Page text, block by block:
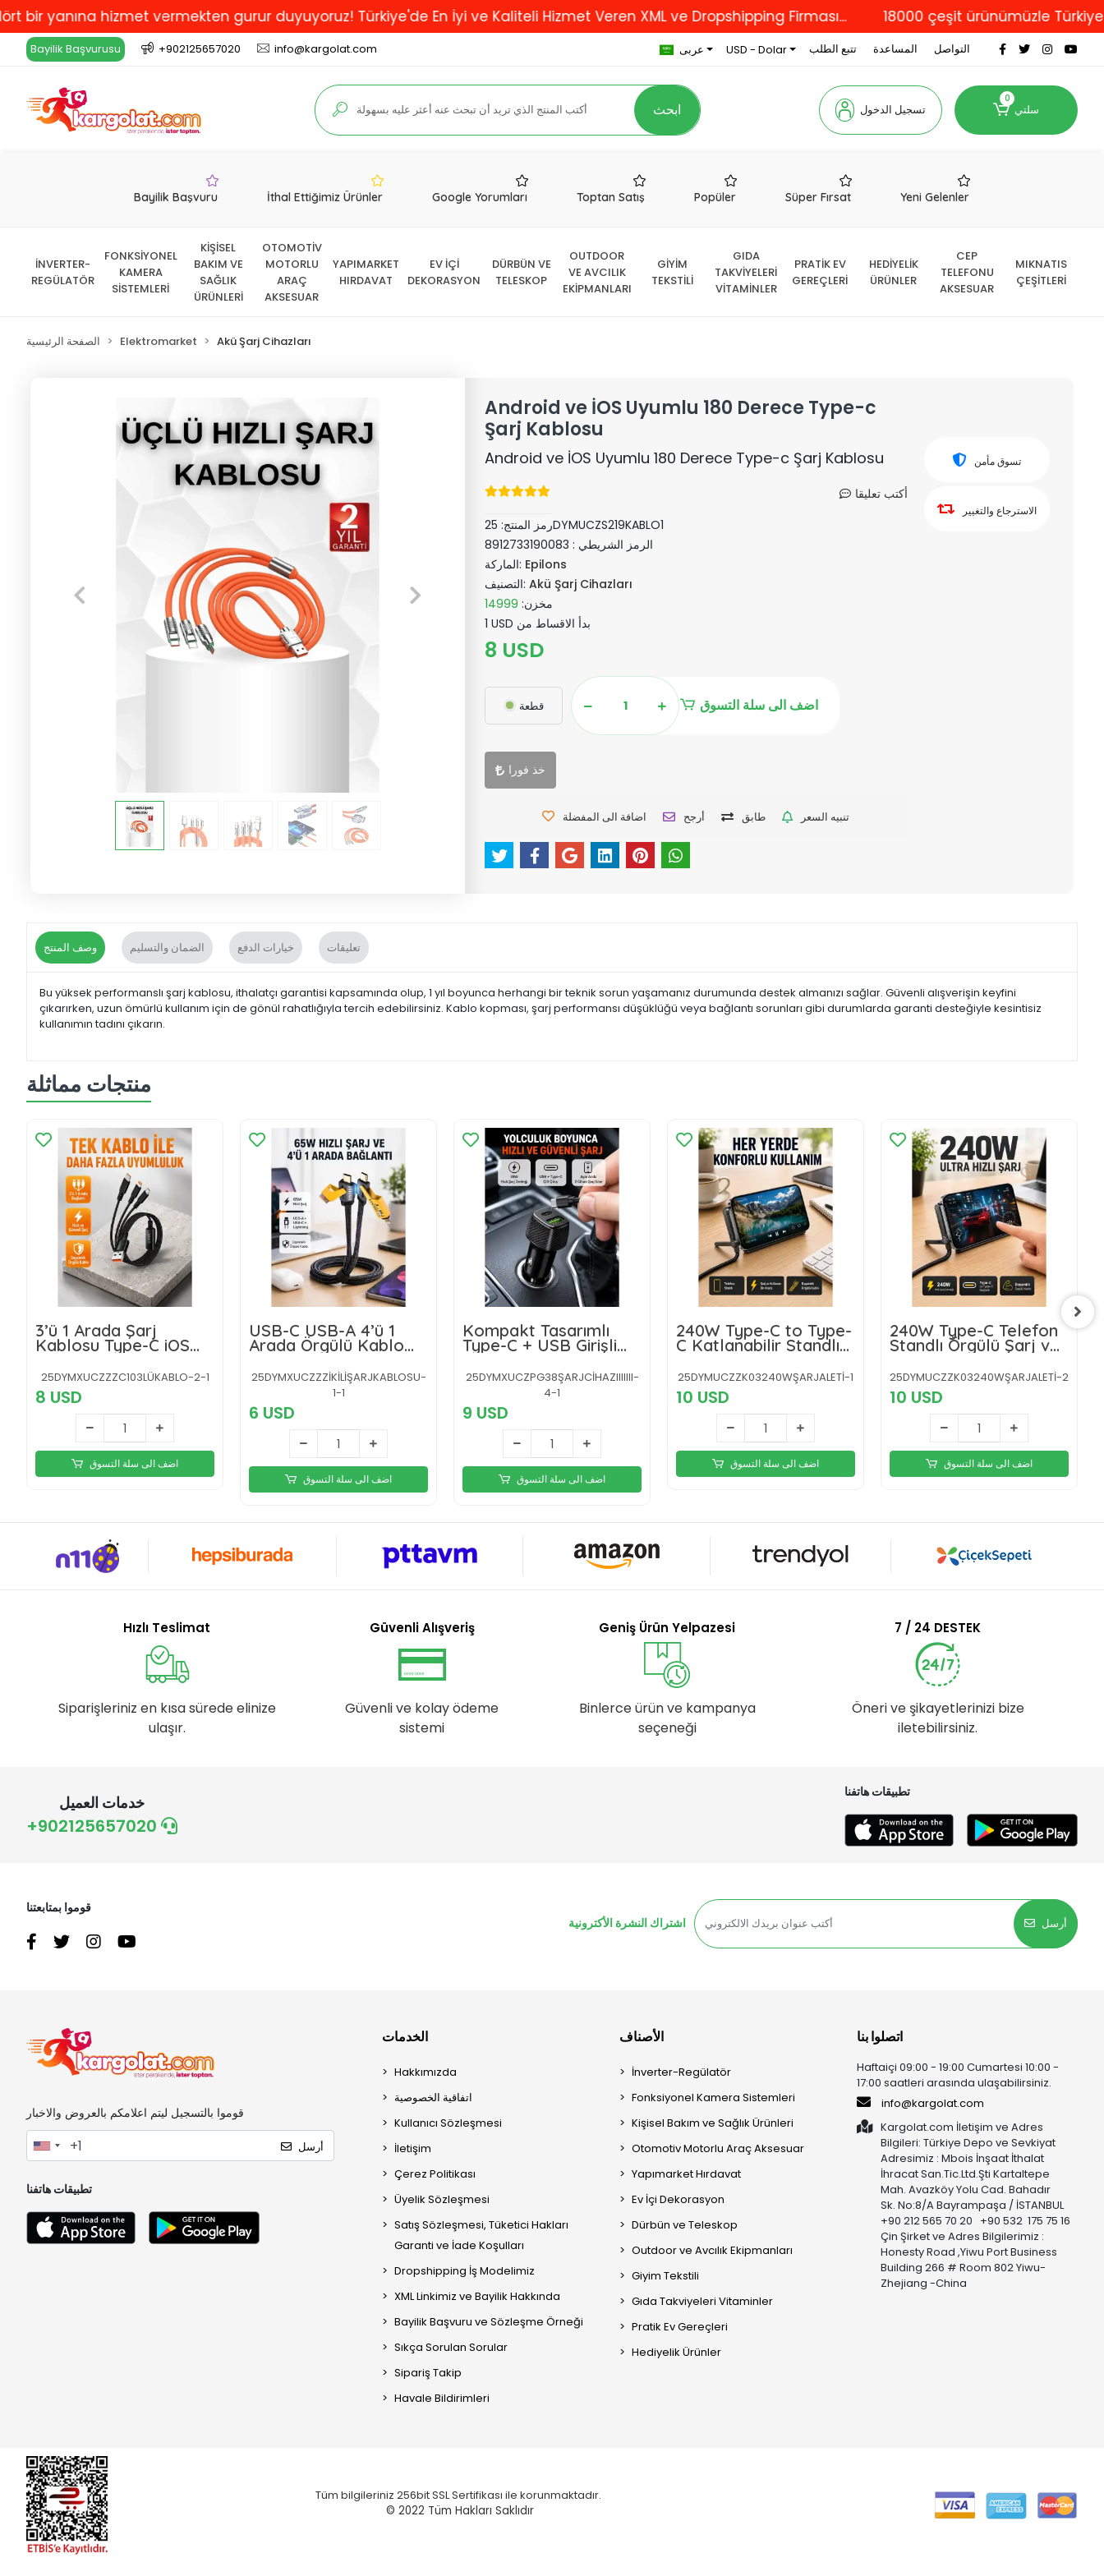
hizmet vermekten gurur duyuyoruz! Türkiye'de En İyi ve Kaliteli Hizmet Veren XML ve Dropshipping Firması... 18000 çeşit ürünümüzle Türkiye'nin
Bayilik Başvurusu +902125657020 info@kargolat.com عربى USD - Dolar تتبع الطلب المساعدة التواصل
ابحث تسجيل الدخول
0
سلتي
Bayilik Başvuru İthal Ettiğimiz Ürünler Google Yorumları Toptan Satış Popüler Süper Fırsat Yeni Gelenler
İNVERTER-
REGÜLATÖR
FONKSİYONEL
KAMERA
SİSTEMLERİ
KİŞİSEL
BAKIM VE
SAĞLIK
ÜRÜNLERİ
OTOMOTİV
MOTORLU
ARAÇ
AKSESUAR
YAPIMARKET
HIRDAVAT
EV İÇİ
DEKORASYON
DÜRBÜN VE
TELESKOP
OUTDOOR
VE AVCILIK
EKİPMANLARI
GİYİM
TEKSTİLİ
GIDA
TAKVİYELERİ
VİTAMİNLER
PRATİK EV
GEREÇLERİ
HEDİYELİK
ÜRÜNLER
CEP
TELEFONU
AKSESUAR
MIKNATIS
ÇEŞİTLERİ
الصفحة الرئيسية Elektromarket Akü Şarj Cihazları
Android ve İOS Uyumlu 180 Derece Type-c
Şarj Kablosu
Android ve İOS Uyumlu 180 Derece Type-c Şarj Kablosu
أكتب تعليقا
رمز المنتج:25DYMUCZS219KABLO1
الرمز الشريطي : 8912733190083
الماركة: Epilons
التصنيف:Akü Şarj Cihazları
مخزن: 14999
1 USD بدأ الاقساط من
8 USD
قطعة اضف الى سلة التسوق
خذ فورا
اضافة الى المفضلة أرجح طابق تنبيه السعر
تسوق مأمن
الاسترجاع والتغيير
وصف المنتج الضمان والتسليم خيارات الدفع تعليقات
Bu yüksek performanslı şarj kablosu, ithalatçı garantisi kapsamında olup, 1 yıl boyunca herhangi bir teknik sorun yaşamanız durumunda destek almanızı sağlar. Güvenli alışverişin keyfini
çıkarırken, uzun ömürlü kullanım için de gönül rahatlığıyla tercih edebilirsiniz. Kablo kopması, şarj performansı düşüklüğü veya bağlantı sorunları gibi durumlarda garanti desteğiyle kesintisiz
kullanımın tadını çıkarın.
منتجات مماثلة
3’ü 1 Arada Şarj
Kablosu Type-C iOS
Android Uyumlu Hızlı
ve Güvenli Şarj
25DYMXUCZZZC103LÜKABLO-2-1
8 USD
اضف الى سلة التسوق
USB-C USB-A 4’ü 1
Arada Örgülü Kablo
65W Hızlı Şarj Metal
Uç Dayanıklı
25DYMXUCZZZİKİLİŞARJKABLOSU-
1-1
6 USD
اضف الى سلة التسوق
Kompakt Tasarımlı
Type-C + USB Girişli
Araç Şarj Başlığı
25DYMXUCZPG38ŞARJCİHAZIIIIIII-
4-1
9 USD
اضف الى سلة التسوق
240W Type-C to Type-
C Katlanabilir Standlı
25DYMUCZZK03240WŞARJALETİ-1
10 USD
اضف الى سلة التسوق
240W Type-C Telefon
Standlı Örgülü Şarj ve
Data Kablosu
25DYMUCZZK03240WŞARJALETİ-2
10 USD
اضف الى سلة التسوق
Hızlı Teslimat
Siparişleriniz en kısa sürede elinize
ulaşır.
Güvenli Alışveriş
Güvenli ve kolay ödeme
sistemi
Geniş Ürün Yelpazesi
Binlerce ürün ve kampanya
seçeneği
7 / 24 DESTEK
Öneri ve şikayetlerinizi bize
iletebilirsiniz.
خدمات العميل
+902125657020
تطبيقات هاتفنا
قوموا بمتابعتنا
اشتراك النشرة الأكترونية
أرسل
قوموا بالتسجيل ليتم اعلامكم بالعروض والاخبار
أرسل
تطبيقات هاتفنا
الخدمات
Hakkımızda
اتفاقية الخصوصية
Kullanıcı Sözleşmesi
İletişim
Çerez Politikası
Üyelik Sözleşmesi
Satış Sözleşmesi, Tüketici Hakları
Garanti ve İade Koşulları
Dropshipping İş Modelimiz
XML Linkimiz ve Bayilik Hakkında
Bayilik Başvuru ve Sözleşme Örneği
Sıkça Sorulan Sorular
Sipariş Takip
Havale Bildirimleri
الأصناف
İnverter-Regülatör
Fonksiyonel Kamera Sistemleri
Kişisel Bakım ve Sağlık Ürünleri
Otomotiv Motorlu Araç Aksesuar
Yapımarket Hırdavat
Ev İçi Dekorasyon
Dürbün ve Teleskop
Outdoor ve Avcılık Ekipmanları
Giyim Tekstili
Gıda Takviyeleri Vitaminler
Pratik Ev Gereçleri
Hediyelik Ürünler
اتصلوا بنا
Haftaiçi 09:00 - 19:00 Cumartesi 10:00 -
17:00 saatleri arasında ulaşabilirsiniz.
info@kargolat.com
Kargolat.com İletişim ve Adres
Bilgileri: Türkiye Depo ve Sevkiyat
Adresimiz : Mbois İnşaat İthalat
İhracat San.Tic.Ltd.Şti Kartaltepe
Mah. Avazköy Yolu Cad. Bahadır
Sk. No:8/A Bayrampaşa / İSTANBUL
+90 212 565 70 20 +90 532 175 75 16
Çin Şirket ve Adres Bilgilerimiz :
Honesty Road ,Yiwu Port Business
Building 266 # Room 802 Yiwu-
Zhejiang -China
Tüm bilgileriniz 256bit SSL Sertifikası ile korunmaktadır.
© 2022 Tüm Hakları Saklıdır